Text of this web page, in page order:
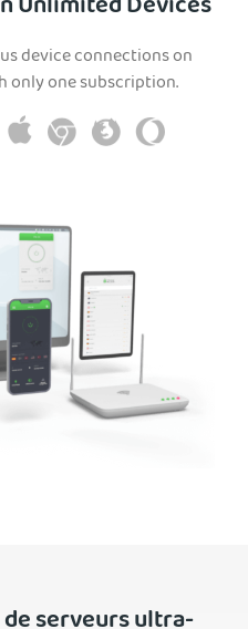
device connections on
only one subscription.